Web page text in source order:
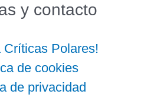
y contacto
Críticas Polares!
de cookies
de privacidad